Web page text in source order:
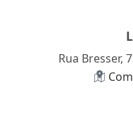
Rua Bresser,